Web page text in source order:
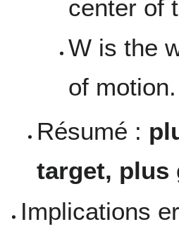
center of
W is the
of motion.
Résumé :
target, plus
Implications